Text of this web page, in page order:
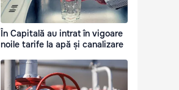
În Capitală au intrat în vigoare
noile tarife la apă și canalizare